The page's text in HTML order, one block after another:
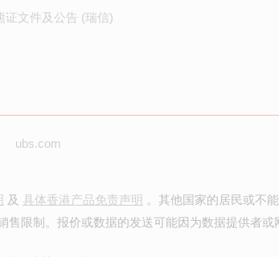
证文件及公告 (瑞信)
ubs.com
及 具体香港产品免责声明 。其他国家的居民或不
限制。报价或数据的发送可能因为数据提供者或